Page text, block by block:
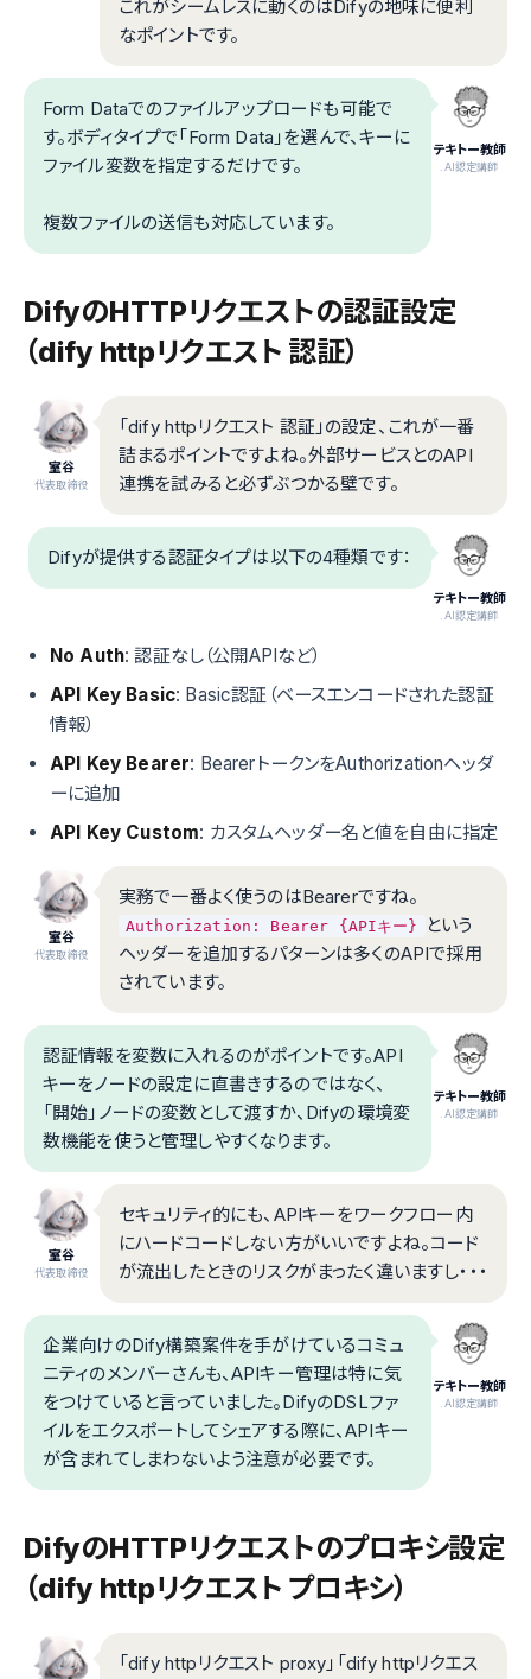
これがシームレスに動くのはDifyの地味に便利
なポイントです。
テキトー教師
.AI認定講師
Form Dataでのファイルアップロードも可能で
す。ボディタイプで「Form Data」を選んで、キーに
ファイル変数を指定するだけです。
複数ファイルの送信も対応しています。
DifyのHTTPリクエストの認証設定
（dify httpリクエスト 認証）
室谷
代表取締役
「dify httpリクエスト 認証」の設定、これが一番
詰まるポイントですよね。外部サービスとのAPI
連携を試みると必ずぶつかる壁です。
テキトー教師
.AI認定講師
Difyが提供する認証タイプは以下の4種類です：
No Auth: 認証なし（公開APIなど）
API Key Basic: Basic認証（ベースエンコードされた認証
情報）
API Key Bearer: BearerトークンをAuthorizationヘッダ
ーに追加
API Key Custom: カスタムヘッダー名と値を自由に指定
室谷
代表取締役
実務で一番よく使うのはBearerですね。
Authorization: Bearer {APIキー}
という
ヘッダーを追加するパターンは多くのAPIで採用
されています。
テキトー教師
.AI認定講師
認証情報を変数に入れるのがポイントです。API
キーをノードの設定に直書きするのではなく、
「開始」ノードの変数として渡すか、Difyの環境変
数機能を使うと管理しやすくなります。
室谷
代表取締役
セキュリティ的にも、APIキーをワークフロー内
にハードコードしない方がいいですよね。コード
が流出したときのリスクがまったく違いますし・・・
テキトー教師
.AI認定講師
企業向けのDify構築案件を手がけているコミュ
ニティのメンバーさんも、APIキー管理は特に気
をつけていると言っていました。DifyのDSLファ
イルをエクスポートしてシェアする際に、APIキー
が含まれてしまわないよう注意が必要です。
DifyのHTTPリクエストのプロキシ設定
（dify httpリクエスト プロキシ）
「dify httpリクエスト proxy」「dify httpリクエス